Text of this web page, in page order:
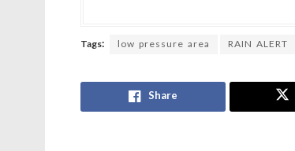
Tags: low pressure area RAIN ALERT
Share